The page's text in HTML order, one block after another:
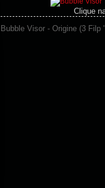
Clique
Bubble Visor - Origine (3 Filp